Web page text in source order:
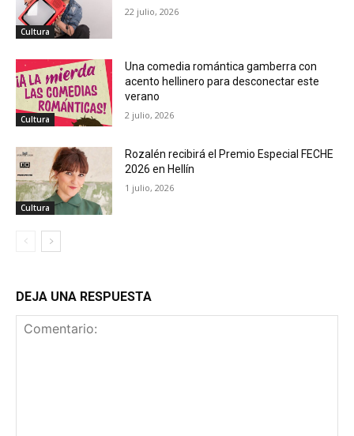
Cultura
22 julio, 2026
Cultura
Una comedia romántica gamberra con
acento hellinero para desconectar este
verano
2 julio, 2026
Cultura
Rozalén recibirá el Premio Especial FECHE
2026 en Hellín
1 julio, 2026
DEJA UNA RESPUESTA